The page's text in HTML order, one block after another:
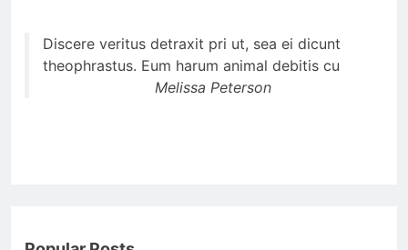
Discere veritus detraxit pri ut, sea ei dicunt
theophrastus. Eum harum animal debitis cu
Melissa Peterson